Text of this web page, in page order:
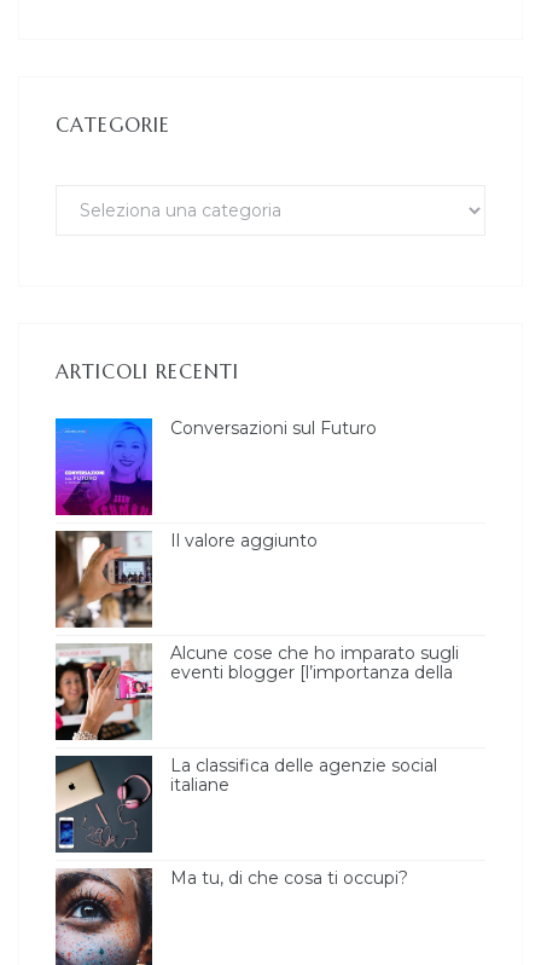
CATEGORIE
ARTICOLI RECENTI
Conversazioni sul Futuro
Il valore aggiunto
Alcune cose che ho imparato sugli
eventi blogger [l’importanza della
La classifica delle agenzie social
italiane
Ma tu, di che cosa ti occupi?